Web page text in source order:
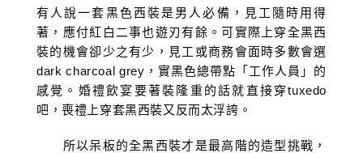
有人說一套黑色西裝是男人必備，見工隨時用得
著，應付紅白二事也遊刃有餘。可實際上穿全黑西
裝的機會卻少之有少，見工或商務會面時多數會選
dark charcoal grey，實黑色總帶點「工作人員」的
感覺。婚禮飲宴要著裝隆重的話就直接穿tuxedo
吧，喪禮上穿套黑西裝又反而太浮誇。
所以呆板的全黑西裝才是最高階的造型挑戰，